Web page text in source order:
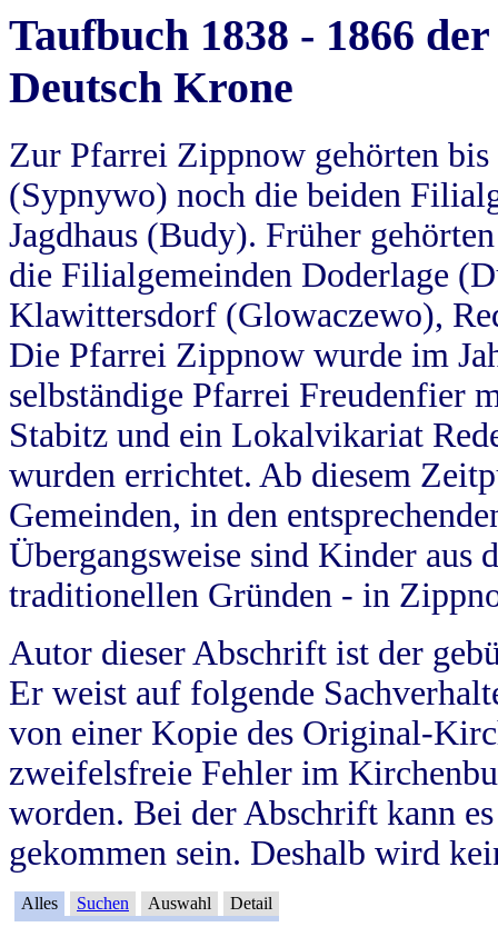
Taufbuch 1838 - 1866
Deutsch Krone
Zur Pfarrei Zippnow gehörten
(Sypnywo) noch die beiden
Jagdhaus (Budy). Früher
die Filialgemeinden Doderlage
Klawittersdorf (Glowaczewo),
Die Pfarrei Zippnow wurde im
selbständige Pfarrei Freudenfier
Stabitz und ein Lokalvikariat
wurden errichtet. Ab diesem
Gemeinden, in den
Übergangsweise sind Kinder aus
traditionellen Gründen - in
Autor dieser Abschrift ist der
Er weist auf folgende
von einer Kopie des Original-
zweifelsfreie Fehler im
worden. Bei der Abschrift kann
gekommen sein. Deshalb wird
Alles Suchen Auswahl Detail